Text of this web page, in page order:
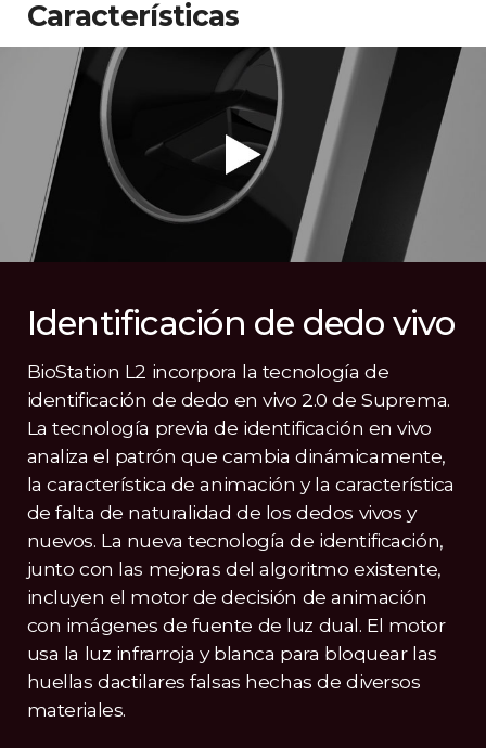
Características
Identificación de dedo vivo
BioStation L2 incorpora la tecnología de
identificación de dedo en vivo 2.0 de Suprema.
La tecnología previa de identificación en vivo
analiza el patrón que cambia dinámicamente,
la característica de animación y la característica
de falta de naturalidad de los dedos vivos y
nuevos. La nueva tecnología de identificación,
junto con las mejoras del algoritmo existente,
incluyen el motor de decisión de animación
con imágenes de fuente de luz dual. El motor
usa la luz infrarroja y blanca para bloquear las
huellas dactilares falsas hechas de diversos
materiales.